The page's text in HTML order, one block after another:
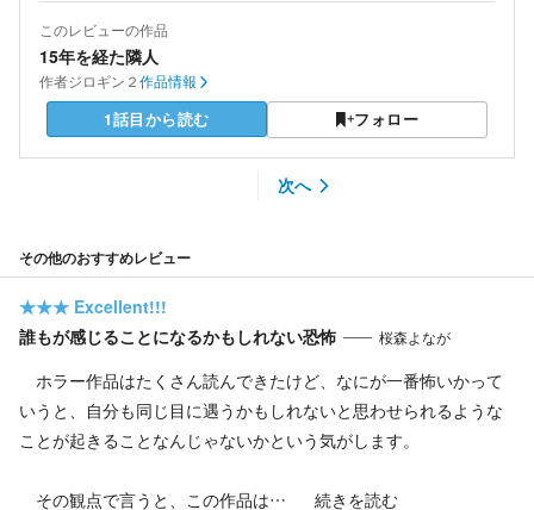
このレビューの作品
15年を経た隣人
作者ジロギン２作品情報
1話目から読む フォロー
次へ
その他のおすすめレビュー
★★★ Excellent!!!
誰もが感じることになるかもしれない恐怖
桜森よなが
ホラー作品はたくさん読んできたけど、なにが一番怖いかって
いうと、自分も同じ目に遇うかもしれないと思わせられるような
ことが起きることなんじゃないかという気がします。
その観点で言うと、この作品は… 続きを読む